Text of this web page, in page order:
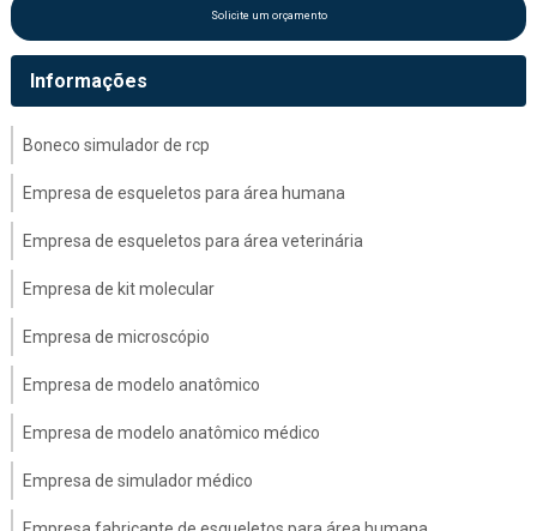
Solicite um orçamento
Informações
Boneco simulador de rcp
Empresa de esqueletos para área humana
Empresa de esqueletos para área veterinária
Empresa de kit molecular
Empresa de microscópio
Empresa de modelo anatômico
Empresa de modelo anatômico médico
Empresa de simulador médico